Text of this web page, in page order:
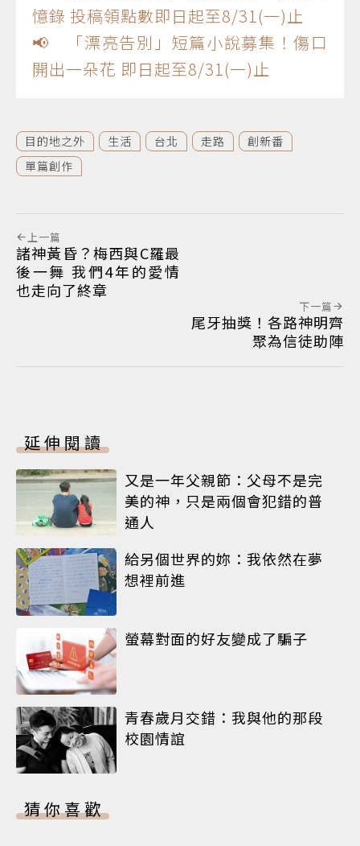
憶錄 投稿領點數即日起至8/31(一)止
📢 「漂亮告別」短篇小說募集！傷口
開出一朵花 即日起至8/31(一)止
目的地之外 生活 台北 走路
創新番
單篇創作
上一篇
諸神黃昏？梅西與C羅最
後一舞 我們4年的愛情
也走向了終章
下一篇
尾牙抽獎！各路神明齊
聚為信徒助陣
延伸閱讀
又是一年父親節：父母不是完
美的神，只是兩個會犯錯的普
通人
給另個世界的妳：我依然在夢
想裡前進
螢幕對面的好友變成了騙子
青春歲月交錯：我與他的那段
校園情誼
猜你喜歡